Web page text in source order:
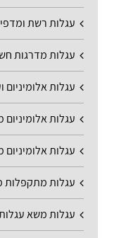
עגלות רשת
עגלות מדרגות
עגלות
עגלות
עגלות
עגלות מתקפלות
עגלות משא